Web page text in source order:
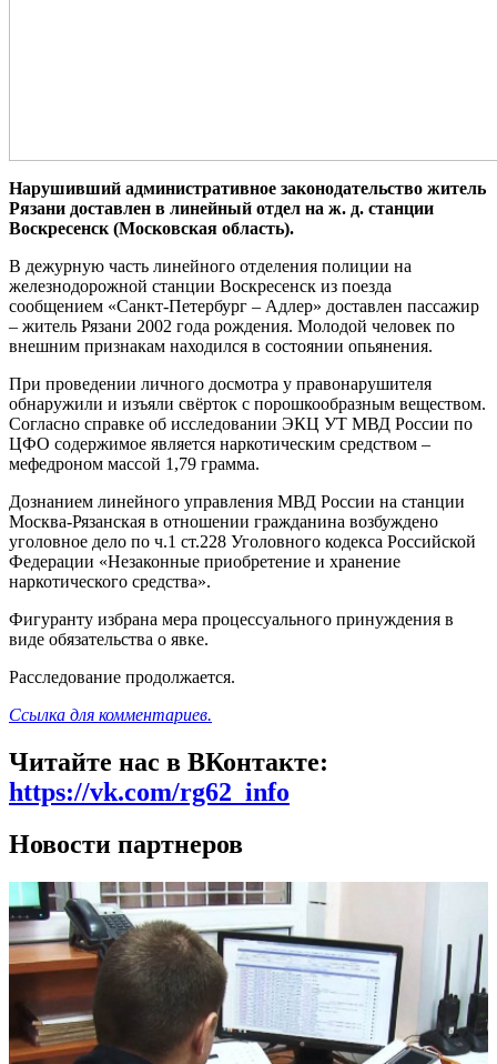
Нарушивший административное законодательство житель
Рязани доставлен в линейный отдел на ж. д. станции
Воскресенск (Московская область).
В дежурную часть линейного отделения полиции на
железнодорожной станции Воскресенск из поезда
сообщением «Санкт-Петербург – Адлер» доставлен пассажир
– житель Рязани 2002 года рождения. Молодой человек по
внешним признакам находился в состоянии опьянения.
При проведении личного досмотра у правонарушителя
обнаружили и изъяли свёрток с порошкообразным веществом.
Согласно справке об исследовании ЭКЦ УТ МВД России по
ЦФО содержимое является наркотическим средством –
мефедроном массой 1,79 грамма.
Дознанием линейного управления МВД России на станции
Москва-Рязанская в отношении гражданина возбуждено
уголовное дело по ч.1 ст.228 Уголовного кодекса Российской
Федерации «Незаконные приобретение и хранение
наркотического средства».
Фигуранту избрана мера процессуального принуждения в
виде обязательства о явке.
Расследование продолжается.
Ссылка для комментариев.
Читайте нас в ВКонтакте:
https://vk.com/rg62_info
Новости партнеров